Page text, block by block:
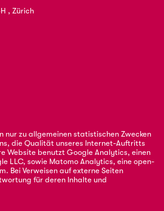
, Zürich
nur zu allgemeinen statistischen Zwecken
die Qualität unseres Internet-Auftritts
Website benutzt Google Analytics, einen
LLC, sowie Matomo Analytics, eine open-
Bei Verweisen auf externe Seiten
für deren Inhalte und